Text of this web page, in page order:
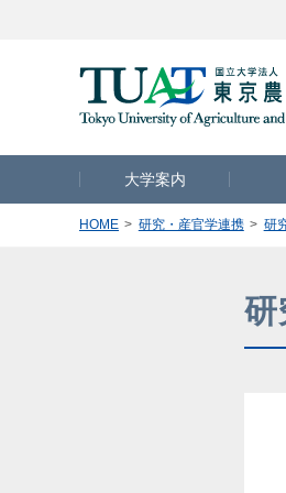
大学案内
HOME 研究・産官学連携 研
研